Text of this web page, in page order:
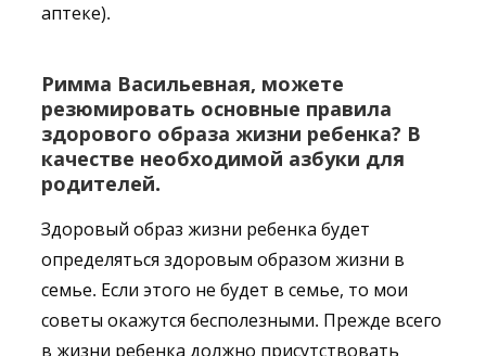
аптеке).
Римма Васильевная, можете
резюмировать основные правила
здорового образа жизни ребенка? В
качестве необходимой азбуки для
родителей.
Здоровый образ жизни ребенка будет
определяться здоровым образом жизни в
семье. Если этого не будет в семье, то мои
советы окажутся бесполезными. Прежде всего
в жизни ребенка должно присутствовать